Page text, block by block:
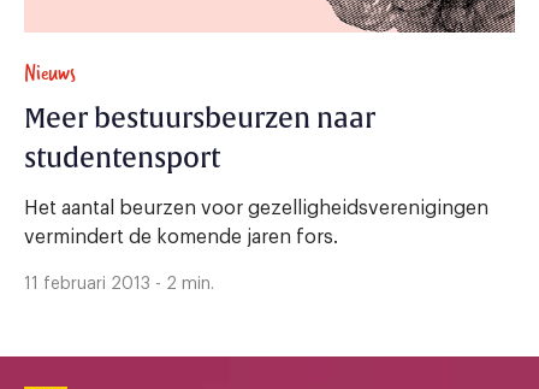
Nieuws
Meer bestuursbeurzen naar
studentensport
Het aantal beurzen voor gezelligheidsverenigingen
vermindert de komende jaren fors.
11 februari 2013 - 2 min.